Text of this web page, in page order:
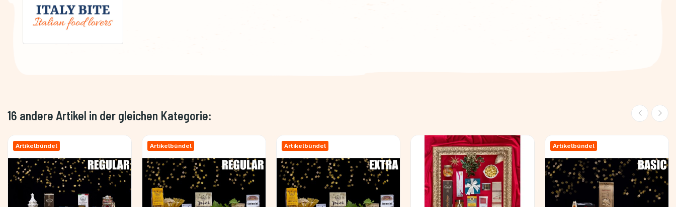
16 andere Artikel in der gleichen Kategorie:
Artikelbündel Artikelbündel Artikelbündel Artikelbündel